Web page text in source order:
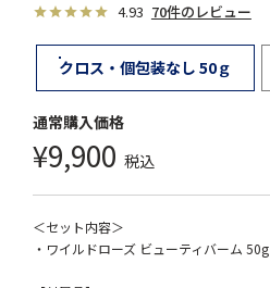
4.93 70件のレビュー
クロス・個包装なし 50ｇ
¥9,900 税込
＜セット内容＞
・ワイルドローズ ビューティバーム 50g